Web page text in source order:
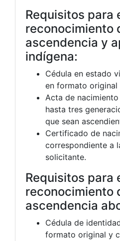
Requisitos para
reconocimiento
ascendencia y
indígena:
Cédula en estado
en formato original
Acta de
hasta tres
que sean
Certificado de
correspondiente a
solicitante.
Requisitos para
reconocimiento
ascendencia
Cédula de
formato original y